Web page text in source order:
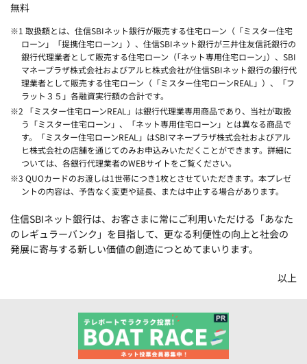
無料
※1 取扱額とは、住信SBIネット銀行が販売する住宅ローン（「ミスター住宅
ローン」「提携住宅ローン」）、住信SBIネット銀行が三井住友信託銀行の
銀行代理業者として販売する住宅ローン（｢ネット専用住宅ローン｣）、SBI
マネープラザ株式会社およびアルヒ株式会社が住信SBIネット銀行の銀行代
理業者として販売する住宅ローン（「ミスター住宅ローンREAL」）、「フ
ラット３５」各融資実行額の合計です。
※2 「ミスター住宅ローンREAL」は銀行代理業専用商品であり、当社が取扱
う「ミスター住宅ローン」、「ネット専用住宅ローン」とは異なる商品で
す。「ミスター住宅ローンREAL」はSBIマネープラザ株式会社およびアル
ヒ株式会社の店舗を通じてのみお申込みいただくことができます。詳細に
ついては、各銀行代理業者のWEBサイトをご覧ください。
※3 QUOカードのお渡しは1世帯につき1枚とさせていただきます。本プレゼ
ントの内容は、予告なく変更や延長、または中止する場合があります。
住信SBIネット銀行は、お客さまに常にご利用いただける「あなた
のレギュラーバンク」を目指して、更なる利便性の向上と社会の
発展に寄与する新しい価値の創造につとめてまいります。
以上